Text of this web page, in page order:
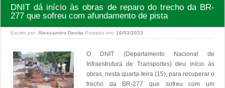
DNIT dá início às obras de reparo do trecho da BR-
277 que sofreu com afundamento de pista
Escrito por: Alexsandro Devita Postado em: 16/03/2023
O DNIT (Departamento Nacional de
Infraestrutura de Transportes) deu início às
obras, nesta quarta-feira (15), para recuperar o
trecho da BR-277 que sofreu com um